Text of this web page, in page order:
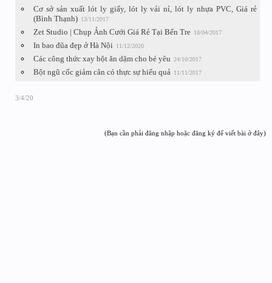
Cơ sở sản xuất lót ly giấy, lót ly vải nỉ, lót ly nhựa PVC, Giá rẻ
(Bình Thạnh) 13/11/2017
Zet Studio | Chụp Ảnh Cưới Giá Rẻ Tại Bến Tre 18/04/2017
In bao đũa đẹp ở Hà Nội 11/12/2020
Các công thức xay bột ăn dặm cho bé yêu 24/10/2017
Bột ngũ cốc giảm cân có thực sự hiểu quả 11/11/2017
3/4/20
(Bạn cần phải đăng nhập hoặc đăng ký để viết bài ở đây)